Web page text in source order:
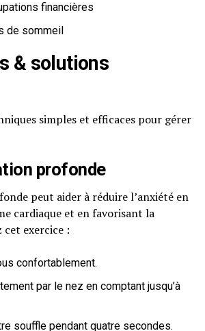
financières
de sommeil
& solutions
simples et efficaces pour gérer
profonde
peut aider à réduire l’anxiété en
cardiaque et en favorisant la
cet exercice :
confortablement.
par le nez en comptant jusqu’à
souffle pendant quatre secondes.